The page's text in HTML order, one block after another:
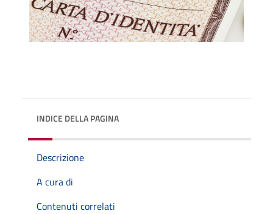
INDICE DELLA PAGINA
Descrizione
A cura di
Contenuti correlati